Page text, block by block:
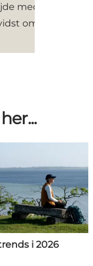
med
omkring ens
i 2026